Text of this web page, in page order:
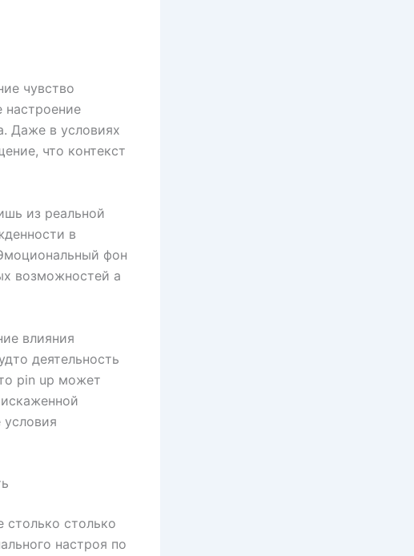
чувство
Даже в условиях
что контекст
из реальной
в
фон
возможностей а
влияния
деятельность
pin up может
столько столько
настроя по